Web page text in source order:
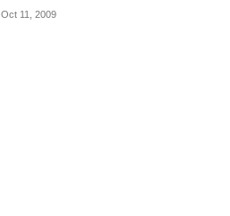
Oct 11, 2009